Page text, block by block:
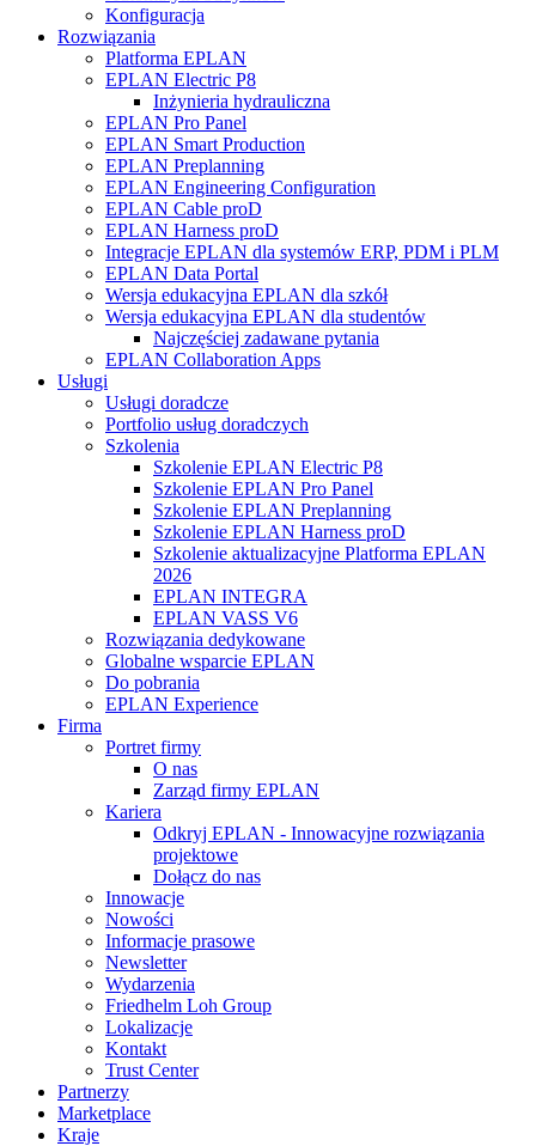
Konfiguracja
Rozwiązania
Platforma EPLAN
EPLAN Electric P8
Inżynieria hydrauliczna
EPLAN Pro Panel
EPLAN Smart Production
EPLAN Preplanning
EPLAN Engineering Configuration
EPLAN Cable proD
EPLAN Harness proD
Integracje EPLAN dla systemów ERP, PDM i PLM
EPLAN Data Portal
Wersja edukacyjna EPLAN dla szkół
Wersja edukacyjna EPLAN dla studentów
Najczęściej zadawane pytania
EPLAN Collaboration Apps
Usługi
Usługi doradcze
Portfolio usług doradczych
Szkolenia
Szkolenie EPLAN Electric P8
Szkolenie EPLAN Pro Panel
Szkolenie EPLAN Preplanning
Szkolenie EPLAN Harness proD
Szkolenie aktualizacyjne Platforma EPLAN
2026
EPLAN INTEGRA
EPLAN VASS V6
Rozwiązania dedykowane
Globalne wsparcie EPLAN
Do pobrania
EPLAN Experience
Firma
Portret firmy
O nas
Zarząd firmy EPLAN
Kariera
Odkryj EPLAN - Innowacyjne rozwiązania
projektowe
Dołącz do nas
Innowacje
Nowości
Informacje prasowe
Newsletter
Wydarzenia
Friedhelm Loh Group
Lokalizacje
Kontakt
Trust Center
Partnerzy
Marketplace
Kraje